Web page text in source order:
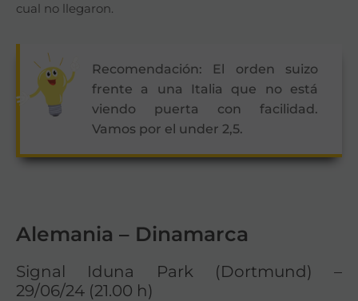
cual no llegaron.
Recomendación: El orden suizo
frente a una Italia que no está
viendo puerta con facilidad.
Vamos por el under 2,5.
Alemania – Dinamarca
Signal Iduna Park (Dortmund) –
29/06/24 (21.00 h)